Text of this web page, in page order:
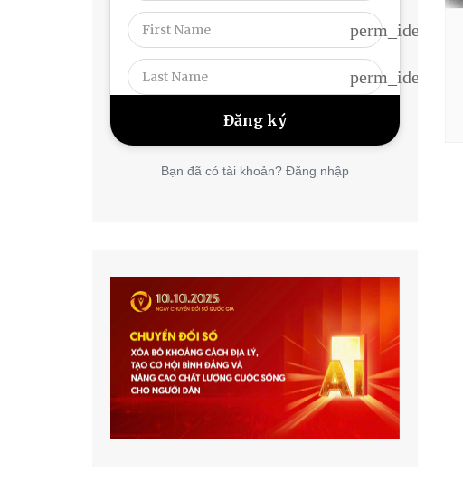
perm_identity
perm_identity
Bạn đã có tài khoản? Đăng nhập